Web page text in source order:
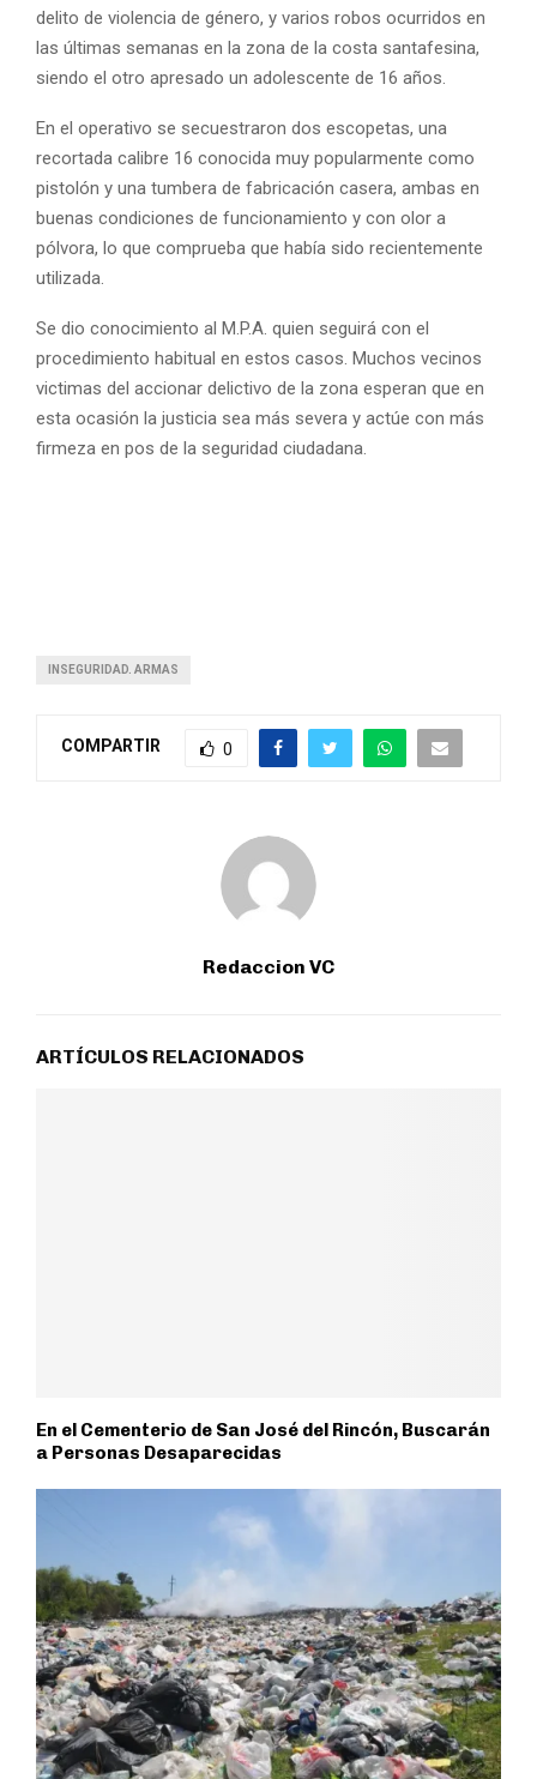
delito de violencia de género, y varios robos ocurridos en
las últimas semanas en la zona de la costa santafesina,
siendo el otro apresado un adolescente de 16 años.
En el operativo se secuestraron dos escopetas, una
recortada calibre 16 conocida muy popularmente como
pistolón y una tumbera de fabricación casera, ambas en
buenas condiciones de funcionamiento y con olor a
pólvora, lo que comprueba que había sido recientemente
utilizada.
Se dio conocimiento al M.P.A. quien seguirá con el
procedimiento habitual en estos casos. Muchos vecinos
victimas del accionar delictivo de la zona esperan que en
esta ocasión la justicia sea más severa y actúe con más
firmeza en pos de la seguridad ciudadana.
INSEGURIDAD. ARMAS
COMPARTIR 0
Redaccion VC
ARTÍCULOS RELACIONADOS
En el Cementerio de San José del Rincón, Buscarán
a Personas Desaparecidas